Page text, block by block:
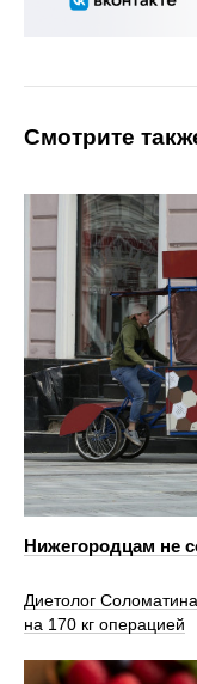
Смотрите
Нижегородцам не
Диетолог
на 170 кг операцией